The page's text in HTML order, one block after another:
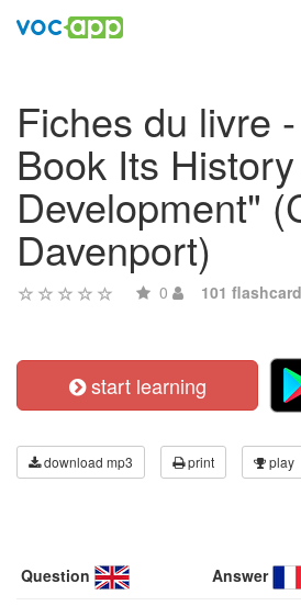
Fiches du livre
Book Its
Development"
Davenport)
0 101
start learning
download mp3 print play
Question Answer